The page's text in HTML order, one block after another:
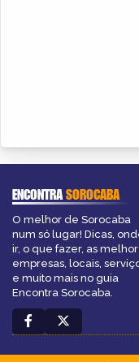
ENCONTRASOROCABA
O melhor de Sorocaba
num só lugar! Dicas,
ir, o que fazer, as
empresas, locais,
e muito mais no guia
Encontra Sorocaba.